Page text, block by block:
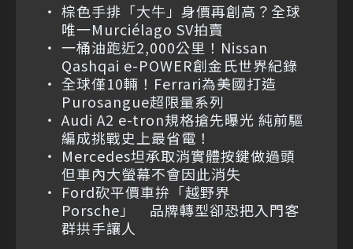
棕色手排「大牛」身價再創高？全球
唯一Murciélago SV拍賣
一桶油跑近2,000公里！Nissan
Qashqai e-POWER創金氏世界紀錄
全球僅10輛！Ferrari為美國打造
Purosangue超限量系列
Audi A2 e-tron規格搶先曝光 純前驅
編成挑戰史上最省電！
Mercedes坦承取消實體按鍵做過頭
但車內大螢幕不會因此消失
Ford砍平價車拚「越野界
Porsche」 品牌轉型卻恐把入門客
群拱手讓人